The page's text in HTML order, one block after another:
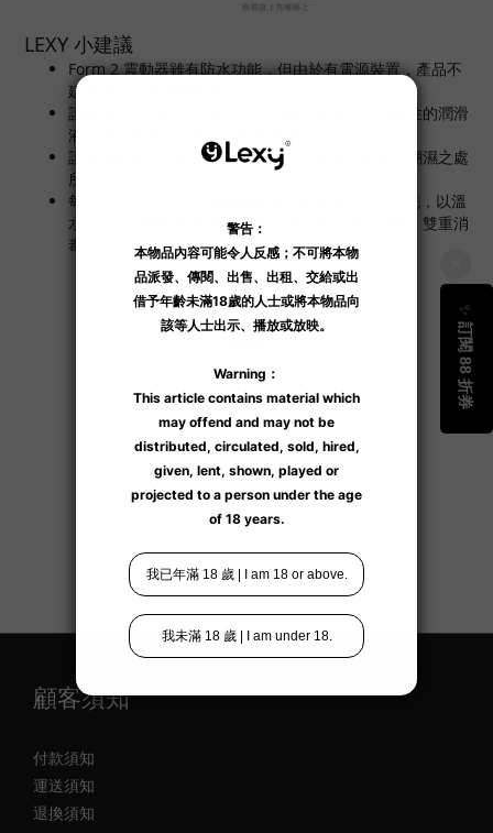
LEXY 小建議
Form 2 震動器雖有防水功能，但由於有電源裝置，產品不
建議浸入水中過長時間。
請配合水溶性的潤滑液使用震動器，並避免使用矽性的潤滑
液，因為會損耗產品上的矽膠表層。
請收納於陰涼之處所，避免陽光直接曝曬、高溫、潮濕之處
所。
每次使用 Form 2 震動器後建議用先玩具清潔劑清洗，以溫
水除去清潔劑和用乾毛巾抺乾。再放進玩具清潔機，雙重消
毒，更安全衛生。
了解更多
顧客須知
付款須知
運送須知
退換須知